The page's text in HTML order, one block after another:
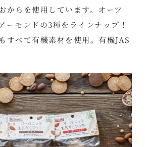
からを使用しています。オーツ
ーモンドの3種をラインナップ！
すべて有機素材を使用。有機JAS